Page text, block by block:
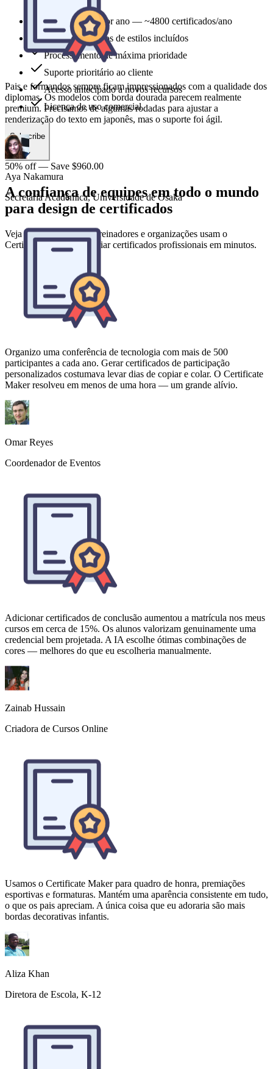
24,000 credits por ano — ~4800 certificados/ano
Todos os modelos de estilos incluídos
Processamento de máxima prioridade
Suporte prioritário ao cliente
Acesso antecipado a novos recursos
Licença de uso comercial
Subscribe
50% off — Save $960.00
A confiança de equipes em todo o mundo
para design de certificados
Veja como educadores, treinadores e organizações usam o
Certificate Maker para criar certificados profissionais em minutos.
Pais e formandos sempre ficam impressionados com a qualidade dos
diplomas. Os modelos com borda dourada parecem realmente
premium. Precisamos de algumas rodadas para ajustar a
renderização do texto em japonês, mas o suporte foi ágil.
Aya Nakamura
Secretária Acadêmica, Universidade de Osaka
Organizo uma conferência de tecnologia com mais de 500
participantes a cada ano. Gerar certificados de participação
personalizados costumava levar dias de copiar e colar. O Certificate
Maker resolveu em menos de uma hora — um grande alívio.
Omar Reyes
Coordenador de Eventos
Adicionar certificados de conclusão aumentou a matrícula nos meus
cursos em cerca de 15%. Os alunos valorizam genuinamente uma
credencial bem projetada. A IA escolhe ótimas combinações de
cores — melhores do que eu escolheria manualmente.
Zainab Hussain
Criadora de Cursos Online
Usamos o Certificate Maker para quadro de honra, premiações
esportivas e formaturas. Mantém uma aparência consistente em tudo,
o que os pais apreciam. A única coisa que eu adoraria são mais
bordas decorativas infantis.
Aliza Khan
Diretora de Escola, K-12